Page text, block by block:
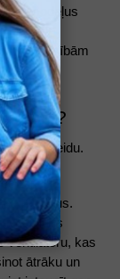
modeļus
preces
vajadzībām
ierīces veidu.
režīmus.
papildus
ventilatoru, kas
ātrāku un